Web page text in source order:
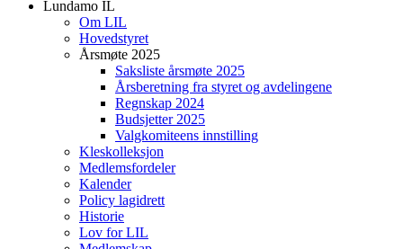
Lundamo IL
Om LIL
Hovedstyret
Årsmøte 2025
Saksliste årsmøte 2025
Årsberetning fra styret og avdelingene
Regnskap 2024
Budsjetter 2025
Valgkomiteens innstilling
Kleskolleksjon
Medlemsfordeler
Kalender
Policy lagidrett
Historie
Lov for LIL